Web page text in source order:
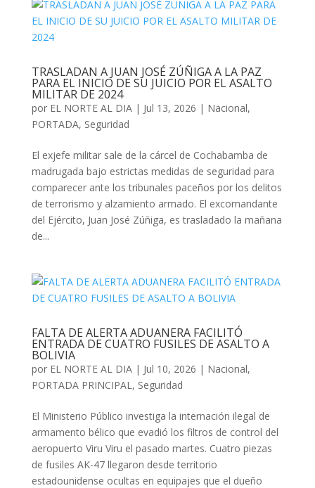
TRASLADAN A JUAN JOSÉ ZÚÑIGA A LA PAZ
PARA EL INICIO DE SU JUICIO POR EL ASALTO
MILITAR DE 2024
por EL NORTE AL DIA| Jul 13, 2026 | Nacional,
PORTADA, Seguridad
El exjefe militar sale de la cárcel de Cochabamba de
madrugada bajo estrictas medidas de seguridad para
comparecer ante los tribunales paceños por los delitos
de terrorismo y alzamiento armado. El excomandante
del Ejército, Juan José Zúñiga, es trasladado la mañana
de...
FALTA DE ALERTA ADUANERA FACILITÓ
ENTRADA DE CUATRO FUSILES DE ASALTO A
BOLIVIA
por EL NORTE AL DIA| Jul 10, 2026 | Nacional,
PORTADA PRINCIPAL, Seguridad
El Ministerio Público investiga la internación ilegal de
armamento bélico que evadió los filtros de control del
aeropuerto Viru Viru el pasado martes. Cuatro piezas
de fusiles AK-47 llegaron desde territorio
estadounidense ocultas en equipajes que el dueño